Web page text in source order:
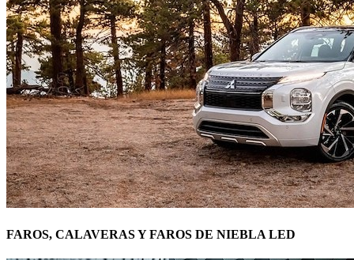
FAROS, CALAVERAS Y FAROS DE NIEBLA LED